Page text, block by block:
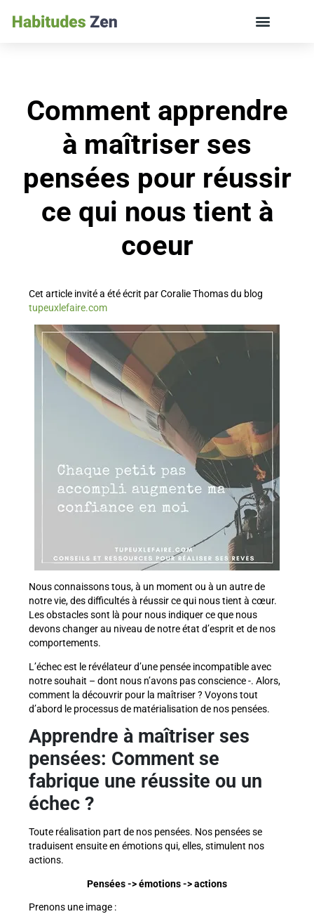
Comment apprendre
à maîtriser ses
pensées pour réussir
ce qui nous tient à
coeur
Cet article invité a été écrit par Coralie Thomas du blog
tupeuxlefaire.com
Nous connaissons tous, à un moment ou à un autre de
notre vie, des difficultés à réussir ce qui nous tient à cœur.
Les obstacles sont là pour nous indiquer ce que nous
devons changer au niveau de notre état d’esprit et de nos
comportements.
L’échec est le révélateur d’une pensée incompatible avec
notre souhait – dont nous n’avons pas conscience -. Alors,
comment la découvrir pour la maîtriser ? Voyons tout
d’abord le processus de matérialisation de nos pensées.
Apprendre à maîtriser ses
pensées: Comment se
fabrique une réussite ou un
échec ?
Toute réalisation part de nos pensées. Nos pensées se
traduisent ensuite en émotions qui, elles, stimulent nos
actions.
Pensées -> émotions -> actions
Prenons une image :